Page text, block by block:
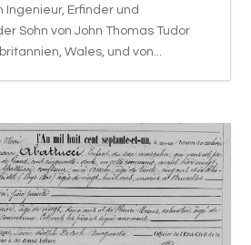
Ingenieur, Erfinder und
Sohn von John Thomas Tudor
Wales, und von...